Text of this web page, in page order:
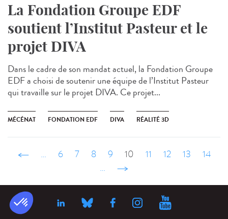
La Fondation Groupe EDF
soutient l’Institut Pasteur et le
projet DIVA
Dans le cadre de son mandat actuel, la Fondation Groupe
EDF a choisi de soutenir une équipe de l’Institut Pasteur
qui travaille sur le projet DIVA. Ce projet...
MÉCÉNAT FONDATION EDF DIVA RÉALITÉ 3D
‹ précédent
… 6 7 8 9 10 11 12 13
14
…
suivant ›